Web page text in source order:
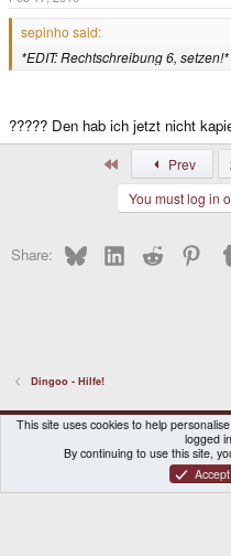
sepinho said:
*EDIT: Rechtschreibung 6, setzen!*
????? Den hab ich jetzt nicht
Prev
You must log in
Share: BlueskyLinkedInReddit
Dingoo - Hilfe!
DragonBox Pyra
English
Contact us
Terms and rules
® © 2010-
This site uses cookies to help
logged
By continuing to use this site,
Accept